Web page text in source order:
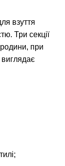
взуття
Три секції
при